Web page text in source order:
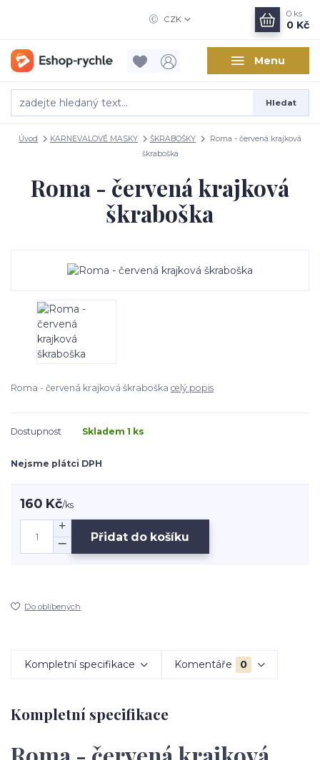
Menu
CZK
Hledat
0 ks
0 Kč
Úvod KARNEVALOVÉ MASKY ŠKRABOŠKY
Roma - červená krajková
škraboška
Roma - červená krajková
škraboška
Roma - červená krajková škraboška celý popis
Dostupnost Skladem 1 ks
Nejsme plátci DPH
160 Kč/ks
Přidat do košíku
Do oblíbených
Kompletní specifikace Komentáře 0
Kompletní specifikace